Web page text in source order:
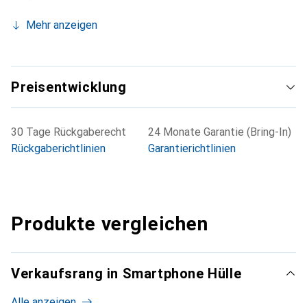
Mehr anzeigen
Preisentwicklung
30 Tage Rückgaberecht
Rückgaberichtlinien
24 Monate Garantie (Bring-In)
Garantierichtlinien
Produkte vergleichen
Verkaufsrang in Smartphone Hülle